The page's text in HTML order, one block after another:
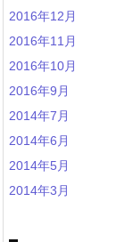
2016年12月
2016年11月
2016年10月
2016年9月
2014年7月
2014年6月
2014年5月
2014年3月